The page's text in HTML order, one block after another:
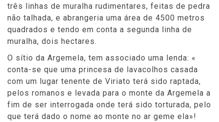
três linhas de muralha rudimentares, feitas de pedra
não talhada, e abrangeria uma área de 4500 metros
quadrados e tendo em conta a segunda linha de
muralha, dois hectares.
O sítio da Argemela, tem associado uma lenda: «
conta-se que uma princesa de lavacolhos casada
com um lugar tenente de Viriato terá sido raptada,
pelos romanos e levada para o monte da Argemela a
fim de ser interrogada onde terá sido torturada, pelo
que terá dado o nome ao monte no ar geme ela»!